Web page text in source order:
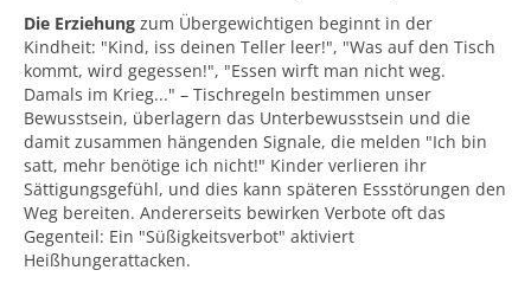
Die Erziehung zum Übergewichtigen beginnt in der
Kindheit: "Kind, iss deinen Teller leer!", "Was auf den Tisch
kommt, wird gegessen!", "Essen wirft man nicht weg.
Damals im Krieg..." – Tischregeln bestimmen unser
Bewusstsein, überlagern das Unterbewusstsein und die
damit zusammen hängenden Signale, die melden "Ich bin
satt, mehr benötige ich nicht!" Kinder verlieren ihr
Sättigungsgefühl, und dies kann späteren Essstörungen den
Weg bereiten. Andererseits bewirken Verbote oft das
Gegenteil: Ein "Süßigkeitsverbot" aktiviert
Heißhungerattacken.